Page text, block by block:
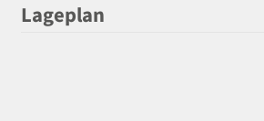
Lageplan